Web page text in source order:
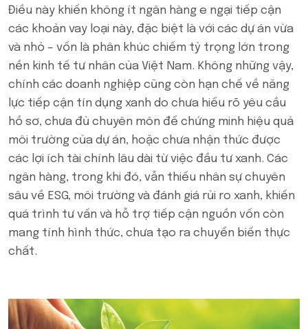
Điều này khiến không ít ngân hàng e ngại tiếp cận
các khoản vay loại này, đặc biệt là với các dự án vừa
và nhỏ – vốn là phân khúc chiếm tỷ trọng lớn trong
nền kinh tế tư nhân của Việt Nam. Không những vậy,
chính các doanh nghiệp cũng còn hạn chế về năng
lực tiếp cận tín dụng xanh do chưa hiểu rõ yêu cầu
hồ sơ, chưa đủ chuyên môn để chứng minh hiệu quả
môi trường của dự án, hoặc chưa nhận thức được
các lợi ích tài chính lâu dài từ việc đầu tư xanh. Các
ngân hàng, trong khi đó, vẫn thiếu nhân sự chuyên
sâu về ESG, môi trường và đánh giá rủi ro xanh, khiến
quá trình tư vấn và hỗ trợ tiếp cận nguồn vốn còn
mang tính hình thức, chưa tạo ra chuyển biến thực
chất.